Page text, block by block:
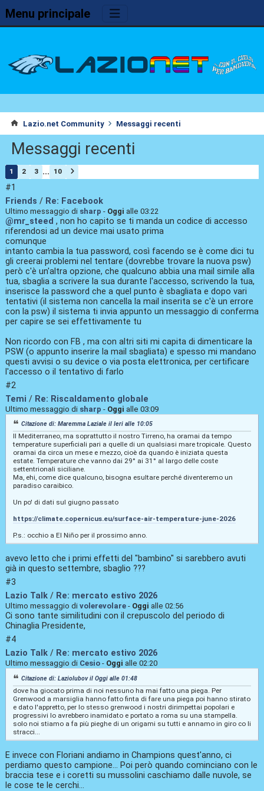
Menu principale
Lazio.net Community Messaggi recenti
Messaggi recenti
1 2 3 ... 10
#1
Friends / Re: Facebook
Ultimo messaggio di sharp - Oggi alle 03:22
@mr_steed , non ho capito se ti manda un codice di accesso
riferendosi ad un device mai usato prima
comunque
intanto cambia la tua password, così facendo se è come dici tu
gli creerai problemi nel tentare (dovrebbe trovare la nuova psw)
però c'è un'altra opzione, che qualcuno abbia una mail simile alla
tua, sbaglia a scrivere la sua durante l'accesso, scrivendo la tua,
inserisce la password che a quel punto è sbagliata e dopo vari
tentativi (il sistema non cancella la mail inserita se c'è un errore
con la psw) il sistema ti invia appunto un messaggio di conferma
per capire se sei effettivamente tu
Non ricordo con FB , ma con altri siti mi capita di dimenticare la
PSW (o appunto inserire la mail sbagliata) e spesso mi mandano
questi avvisi o su device o via posta elettronica, per certificare
l'accesso o il tentativo di farlo
#2
Temi / Re: Riscaldamento globale
Ultimo messaggio di sharp - Oggi alle 03:09
Citazione di: Maremma Laziale ilIeri alle 10:05
Il Mediterraneo, ma soprattutto il nostro Tirreno, ha oramai da tempo
temperature superficiali pari a quelle di un qualsiasi mare tropicale. Questo
oramai da circa un mese e mezzo, cioè da quando è iniziata questa
estate. Temperature che vanno dai 29° ai 31° al largo delle coste
settentrionali siciliane.
Ma, ehi, come dice qualcuno, bisogna esultare perché diventeremo un
paradiso caraibico.
Un po' di dati sul giugno passato
https://climate.copernicus.eu/surface-air-temperature-june-2026
P.s.: occhio a El Niño per il prossimo anno.
avevo letto che i primi effetti del "bambino" si sarebbero avuti
già in questo settembre, sbaglio ???
#3
Lazio Talk/ Re: mercato estivo 2026
Ultimo messaggio di volerevolare - Oggi alle 02:56
Ci sono tante similitudini con il crepuscolo del periodo di
Chinaglia Presidente,
#4
Lazio Talk/ Re: mercato estivo 2026
Ultimo messaggio di Cesio - Oggi alle 02:20
Citazione di: Laziolubov ilOggi alle 01:48
dove ha giocato prima di noi nessuno ha mai fatto una piega. Per
Grenwood a marsiglia hanno fatto finta di fare una piega poi hanno stirato
e dato l'appretto, per lo stesso grenwood i nostri dirimpettai popolari e
progressivi lo avrebbero inamidato e portato a roma su una stampella.
solo noi stiamo a fa più pieghe di un origami su tutti e annamo in giro co li
stracci...
E invece con Floriani andiamo in Champions quest'anno, ci
perdiamo questo campione... Poi però quando cominciano con le
braccia tese e i coretti su mussolini caschiamo dalle nuvole, se
le cose te le cerchi...